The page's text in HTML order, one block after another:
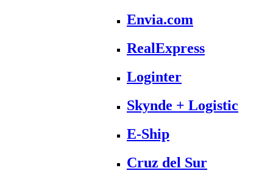
Envia.com
RealExpress
Loginter
Skynde + Logistic
E-Ship
Cruz del Sur